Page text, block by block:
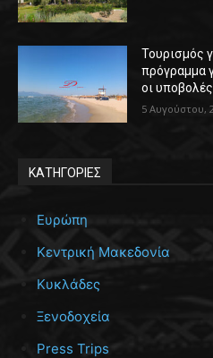
Τουρισμός
πρόγραμμα
οι υποβολές
5 Αυγούστου,
ΚΑΤΗΓΟΡΙΕΣ
Ευρώπη
Κεντρική Μακεδονία
Κυκλάδες
Ξενοδοχεία
Press Trips